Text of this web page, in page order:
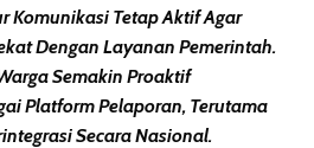
Komunikasi Tetap Aktif Agar
Dengan Layanan Pemerintah.
Semakin Proaktif
Platform Pelaporan, Terutama
Secara Nasional.